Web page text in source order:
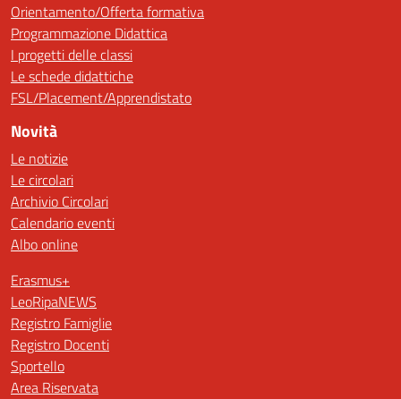
Orientamento/Offerta formativa
Programmazione Didattica
I progetti delle classi
Le schede didattiche
FSL/Placement/Apprendistato
Novità
Le notizie
Le circolari
Archivio Circolari
Calendario eventi
Albo online
Erasmus+
LeoRipaNEWS
Registro Famiglie
Registro Docenti
Sportello
Area Riservata